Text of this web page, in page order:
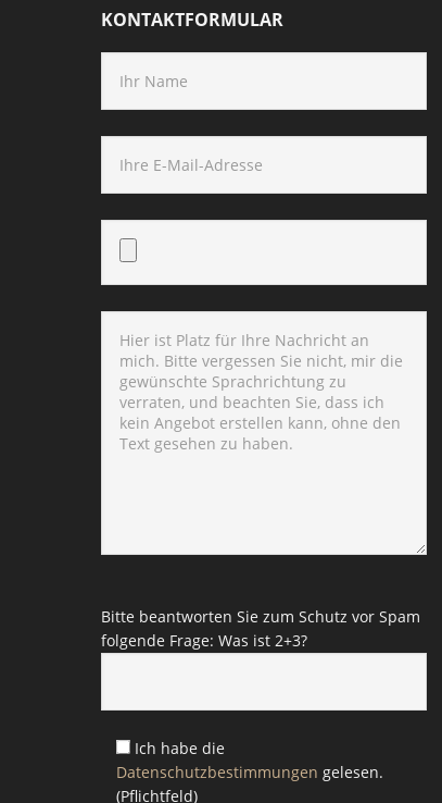
KONTAKTFORMULAR
Bitte beantworten Sie zum Schutz vor Spam
folgende Frage: Was ist 2+3?
Ich habe die
Datenschutzbestimmungengelesen.
(Pflichtfeld)